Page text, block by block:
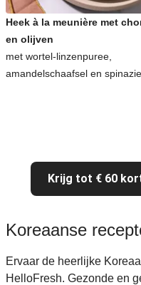
Heek à la meunière met
en olijven
met wortel-linzenpuree,
amandelschaafsel en spinazie
Krijg tot € 60
Koreaanse
Ervaar de heerlijke
HelloFresh. Gezonde en